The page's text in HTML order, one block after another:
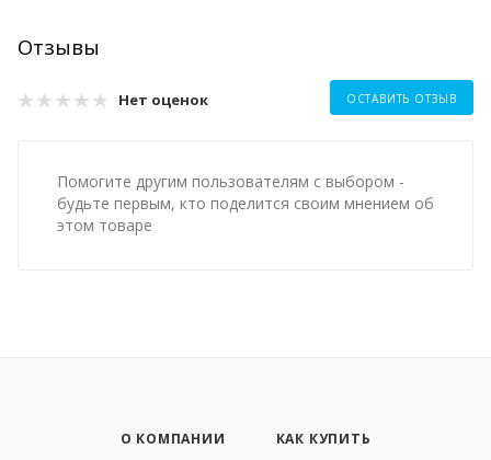
Отзывы
Нет оценок ОСТАВИТЬ ОТЗЫВ
Помогите другим пользователям с выбором -
будьте первым, кто поделится своим мнением об
этом товаре
О КОМПАНИИ
КАК КУПИТЬ